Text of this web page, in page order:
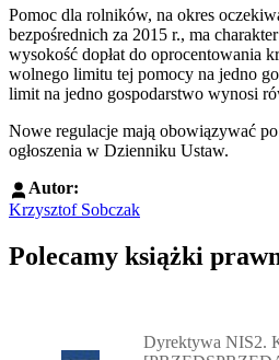
Pomoc dla rolników, na okres
bezpośrednich za 2015 r., ma
wysokość dopłat do oprocentowania
wolnego limitu tej pomocy na jedno
limit na jedno gospodarstwo wynosi
Nowe regulacje mają obowiązywać
ogłoszenia w Dzienniku Ustaw.
Autor:
Krzysztof Sobczak
Polecamy książki
Dyrektywa NIS2.